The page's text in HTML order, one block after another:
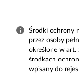
Środki ochrony
przez osoby
określone w art.
środkach
wpisany do